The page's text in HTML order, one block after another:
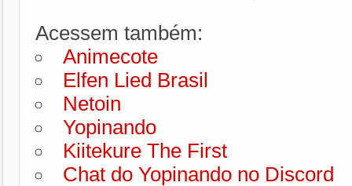
Acessem também:
Animecote
Elfen Lied Brasil
Netoin
Yopinando
Kiitekure The First
Chat do Yopinando no Discord